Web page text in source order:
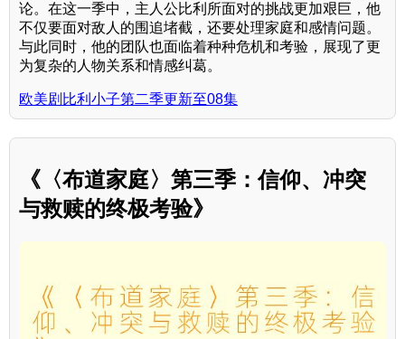
论。在这一季中，主人公比利所面对的挑战更加艰巨，他
不仅要面对敌人的围追堵截，还要处理家庭和感情问题。
与此同时，他的团队也面临着种种危机和考验，展现了更
为复杂的人物关系和情感纠葛。
欧美剧比利小子第二季更新至08集
《〈布道家庭〉第三季：信仰、冲突
与救赎的终极考验》